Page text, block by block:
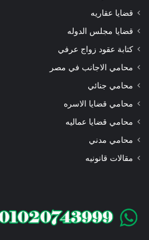
قضايا عقاريه
قضايا مجلس الدوله
كتابة عقود زواج عرفي
محامي الاجانب في مصر
محامي جنائي
محامي قضايا الاسره
محامي قضايا عماليه
محامي مدني
مقالات قانونيه